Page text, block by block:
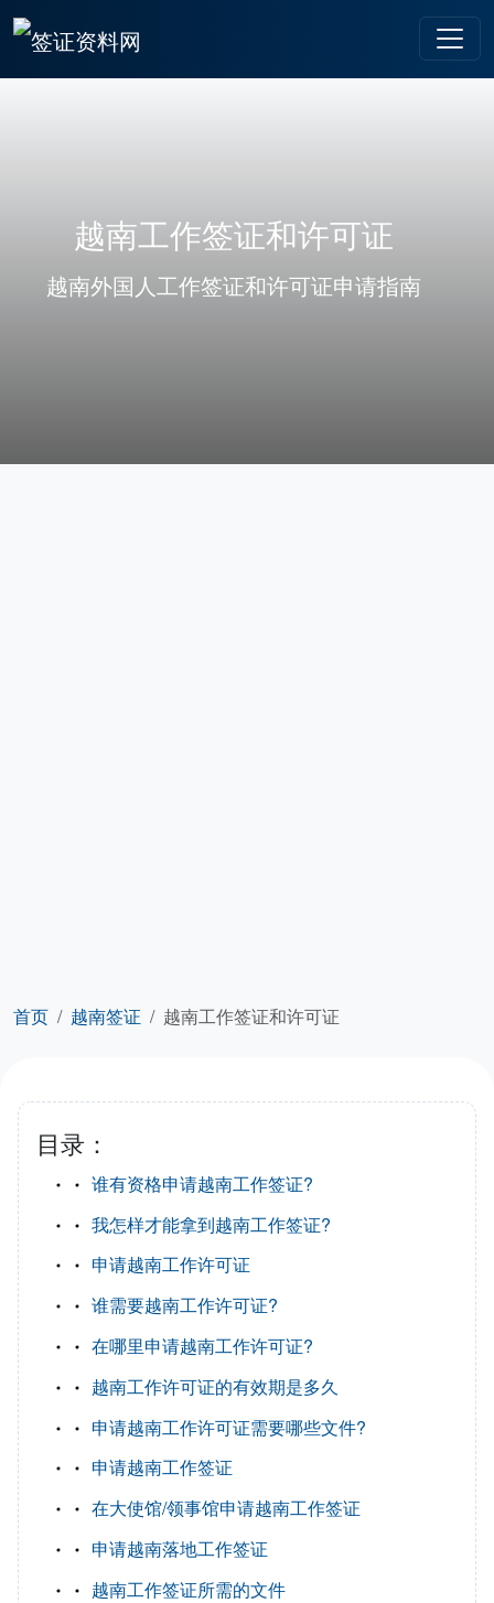
越南工作签证和许可证
越南外国人工作签证和许可证申请指南
首页 越南签证 越南工作签证和许可证
目录：
谁有资格申请越南工作签证?
我怎样才能拿到越南工作签证?
申请越南工作许可证
谁需要越南工作许可证?
在哪里申请越南工作许可证?
越南工作许可证的有效期是多久
申请越南工作许可证需要哪些文件?
申请越南工作签证
在大使馆/领事馆申请越南工作签证
申请越南落地工作签证
越南工作签证所需的文件